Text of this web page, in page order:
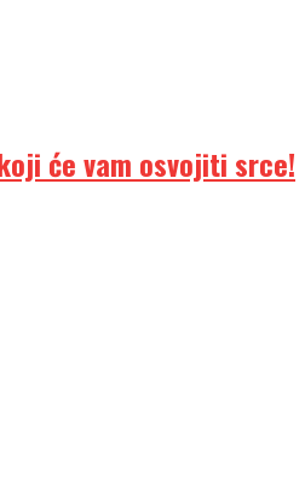
će vam osvojiti srce!